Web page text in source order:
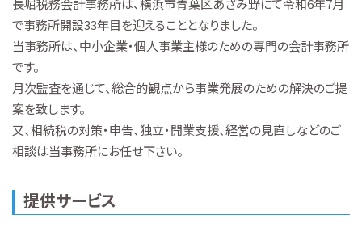
長堀税務会計事務所は、横浜市青葉区あざみ野にて令和6年7月
で事務所開設33年目を迎えることとなりました。
当事務所は、中小企業・個人事業主様のための専門の会計事務所
です。
月次監査を通じて、総合的観点から事業発展のための解決のご提
案を致します。
又、相続税の対策・申告、独立・開業支援、経営の見直しなどのご
相談は当事務所にお任せ下さい。
提供サービス